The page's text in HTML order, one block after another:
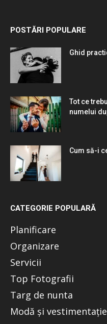
POSTĂRI POPULARE
Ghid
Tot ce
numelui
Cum să-i
CATEGORIE POPULARĂ
Planificare
Organizare
Servicii
Top Fotografii
Targ de nunta
Modă și vestimentație